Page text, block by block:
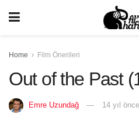
Home Film Önerileri
Out of the Past
Emre Uzundağ 14 yıl önce